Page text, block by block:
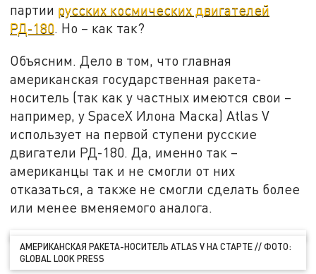
партии русских космических двигателей
РД-180. Но – как так?
Объясним. Дело в том, что главная
американская государственная ракета-
носитель (так как у частных имеются свои –
например, у SpaceX Илона Маска) Atlas V
использует на первой ступени русские
двигатели РД-180. Да, именно так –
американцы так и не смогли от них
отказаться, а также не смогли сделать более
или менее вменяемого аналога.
АМЕРИКАНСКАЯ РАКЕТА-НОСИТЕЛЬ ATLAS V НА СТАРТЕ // ФОТО:
GLOBAL LOOK PRESS